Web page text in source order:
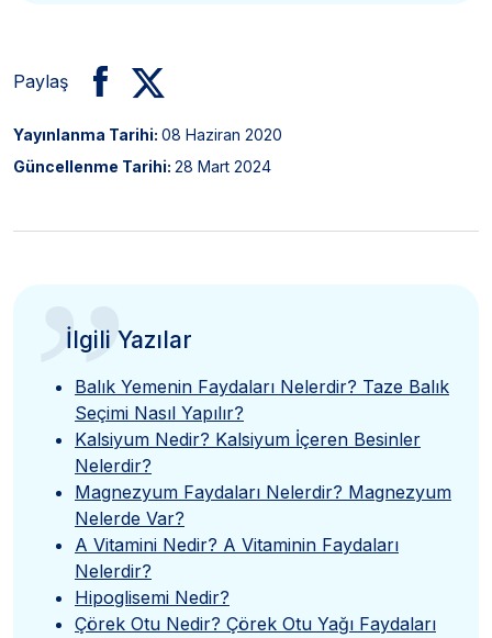
Paylaş
Yayınlanma Tarihi: 08 Haziran 2020
Güncellenme Tarihi: 28 Mart 2024
”
İlgili Yazılar
Balık Yemenin Faydaları Nelerdir? Taze Balık
Seçimi Nasıl Yapılır?
Kalsiyum Nedir? Kalsiyum İçeren Besinler
Nelerdir?
Magnezyum Faydaları Nelerdir? Magnezyum
Nelerde Var?
A Vitamini Nedir? A Vitaminin Faydaları
Nelerdir?
Hipoglisemi Nedir?
Çörek Otu Nedir? Çörek Otu Yağı Faydaları